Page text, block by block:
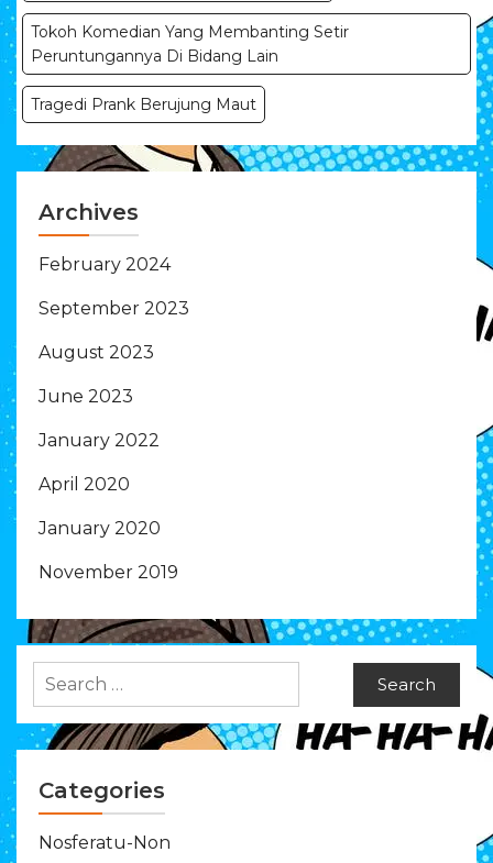
Tokoh Komedian Yang Membanting Setir
Peruntungannya Di Bidang Lain
Tragedi Prank Berujung Maut
Archives
February 2024
September 2023
August 2023
June 2023
January 2022
April 2020
January 2020
November 2019
for:
Categories
Nosferatu-Non